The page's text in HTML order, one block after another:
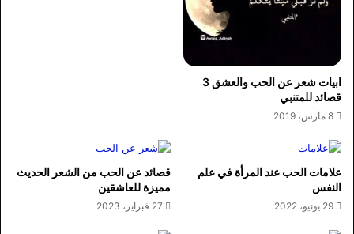
ابيات شعر عن الحب والعشق 3
قصائد للمتنبي
8 مارس، 2019
علامات الحب عند المرأة في علم
النفس
29 يونيو، 2022
قصائد عن الحب من الشعر الحديث
مميزة للعاشقين
27 فبراير، 2023